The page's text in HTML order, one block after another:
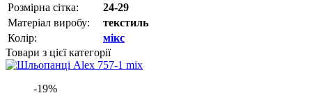
Розмірна сітка:
24-29
Матеріал виробу:
текстиль
Колір:
мікс
Товари з цієї категорії
-19%